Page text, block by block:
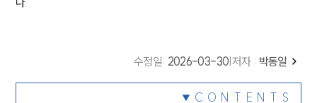
수정일: 2026-03-30 저자 : 박동일
CONTENTS